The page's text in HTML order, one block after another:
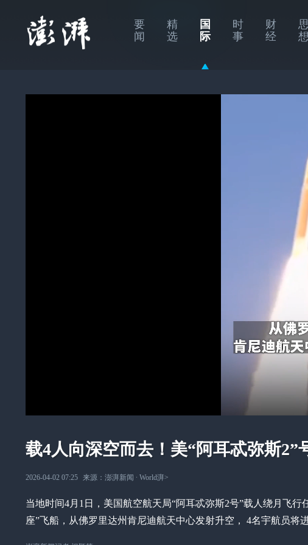
要
闻
精
选
国
际
时
事
财
经
思
想
载4人向深空而去！美“阿耳忒弥斯2”
2026-04-02 07:25 来源： 澎湃新闻 ∙ World湃>
当地时间4月1日，美国航空航天局“阿耳忒弥斯2号”载人绕月飞
座”飞船，从佛罗里达州肯尼迪航天中心发射升空， 4名宇航员将